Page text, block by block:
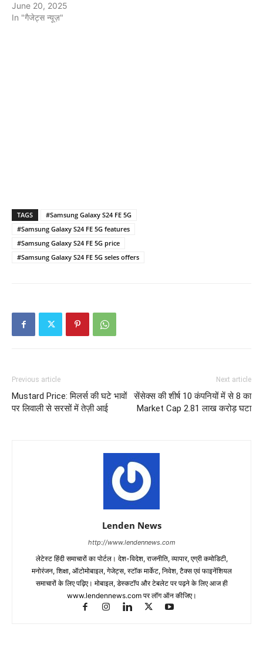
June 20, 2025
In "गैजेट्स न्यूज़"
TAGS
#Samsung Galaxy S24 FE 5G
#Samsung Galaxy S24 FE 5G features
#Samsung Galaxy S24 FE 5G price
#Samsung Galaxy S24 FE 5G seles offers
Previous article
Mustard Price: मिलर्स की घटे भावों
पर लिवाली से सरसों में तेज़ी आई
Next article
सेंसेक्स की शीर्ष 10 कंपनियों में से 8 का
Market Cap 2.81 लाख करोड़ घटा
Lenden News
http://www.lendennews.com
लेटेस्ट हिंदी समाचारों का पोर्टल। देश-विदेश, राजनीति, व्यापार, एग्री कमोडिटी,
मनोरंजन, शिक्षा, ऑटोमोबाइल, गेजेट्स, स्टॉक मार्केट, निवेश, टैक्स एवं फाइनेंशियल
समाचारों के लिए पढ़िए। मोबाइल, डेस्कटॉप और टेबलेट पर पढ़ने के लिए आज ही
www.lendennews.com पर लॉग ऑन कीजिए।